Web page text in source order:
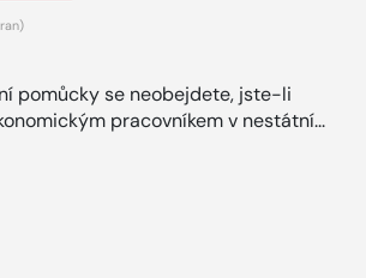
pomůcky se neobejdete, jste-li
pracovníkem v nestátní...